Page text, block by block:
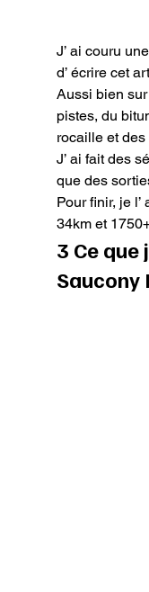
J’ ai couru
d’ écrire cet
Aussi bien
pistes, du
rocaille et des
J’ ai fait des
que des
Pour finir, je l’
34km et
3 Ce que
Saucony